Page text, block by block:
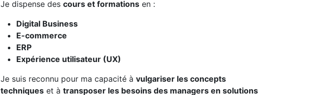
Je dispense des cours et formations en :
Digital Business
E-commerce
ERP
Expérience utilisateur (UX)
Je suis reconnu pour ma capacité à vulgariser les concepts
techniques et à transposer les besoins des managers en solutions